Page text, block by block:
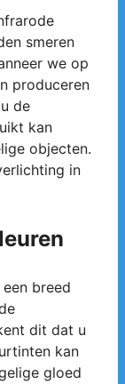
smeren
we op
produceren
de
kan
objecten.
in
breed
dit dat u
kan
gloed